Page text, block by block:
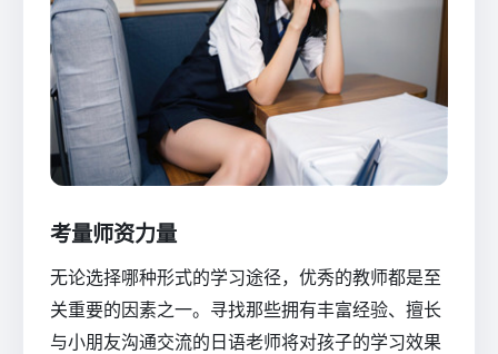
考量师资力量
无论选择哪种形式的学习途径，优秀的教师都是至
关重要的因素之一。寻找那些拥有丰富经验、擅长
与小朋友沟通交流的日语老师将对孩子的学习效果